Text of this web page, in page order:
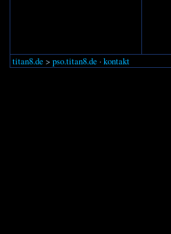
titan8.de > pso.titan8.de ·kontakt